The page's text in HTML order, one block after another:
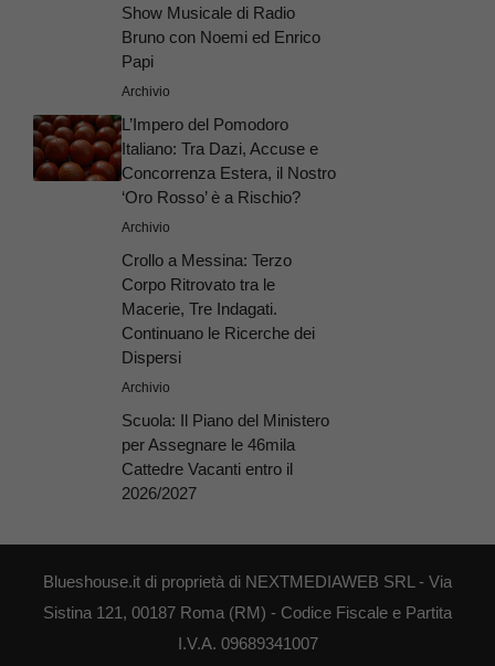
Show Musicale di Radio
Bruno con Noemi ed Enrico
Papi
Archivio
L’Impero del Pomodoro
Italiano: Tra Dazi, Accuse e
Concorrenza Estera, il Nostro
‘Oro Rosso’ è a Rischio?
Archivio
Crollo a Messina: Terzo
Corpo Ritrovato tra le
Macerie, Tre Indagati.
Continuano le Ricerche dei
Dispersi
Archivio
Scuola: Il Piano del Ministero
per Assegnare le 46mila
Cattedre Vacanti entro il
2026/2027
Blueshouse.it di proprietà di NEXTMEDIAWEB SRL - Via
Sistina 121, 00187 Roma (RM) - Codice Fiscale e Partita
I.V.A. 09689341007